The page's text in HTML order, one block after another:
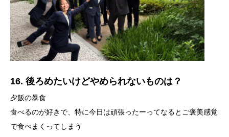
16. 後ろめたいけどやめられないものは？
夕飯の暴食
食べるのが好きで、特に今日は頑張ったーってなるとご褒美感覚
で食べまくってしまう